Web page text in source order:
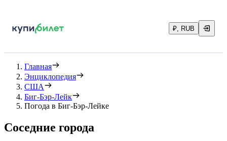
₽, RUB
Главная
Энциклопедия
США
Биг-Бэр-Лейк
Погода в Биг-Бэр-Лейке
Соседние города